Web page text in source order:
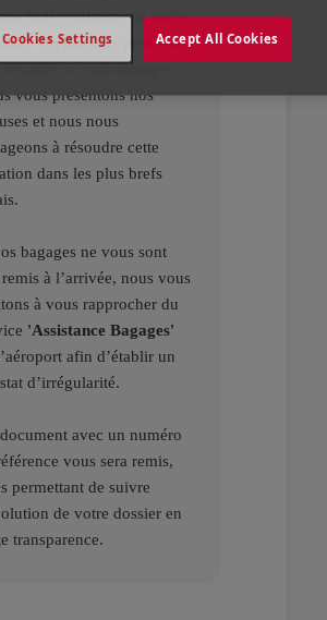
indépendantes de notre
vos bagages peuvent
retardés ou endommagés.
vous présentons nos
et nous nous
à résoudre cette
dans les plus brefs
bagages ne vous sont
remis à l’arrivée, nous vous
à vous rapprocher du
'Assistance Bagages'
afin d’établir un
d’irrégularité.
avec un numéro
vous sera remis,
permettant de suivre
de votre dossier en
transparence.
Accept All Cookies
Cookies Settings